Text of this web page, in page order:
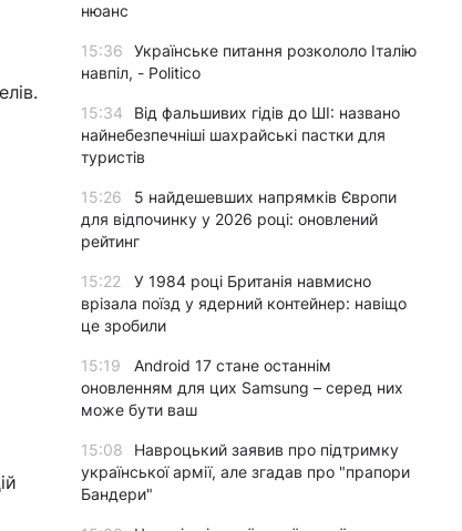
нюанс
15:36
Українське питання розкололо Італію
навпіл, - Politico
15:34
Від фальшивих гідів до ШІ: названо
найнебезпечніші шахрайські пастки для
туристів
15:26
5 найдешевших напрямків Європи
для відпочинку у 2026 році: оновлений
рейтинг
15:22
У 1984 році Британія навмисно
врізала поїзд у ядерний контейнер: навіщо
це зробили
15:19
Android 17 стане останнім
оновленням для цих Samsung – серед них
може бути ваш
15:08
Навроцький заявив про підтримку
української армії, але згадав про "прапори
Бандери"